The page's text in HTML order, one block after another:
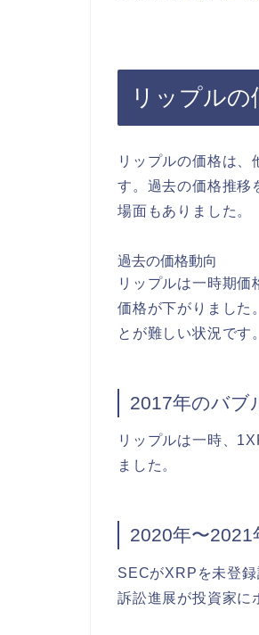
リップルの
リップルの価格は、
す。過去の価格推移
場面もありました。
過去の価格動向
リップルは一時期価
価格が下がりました
とが難しい状況です。
2017年のバブ
リップルは一時、
ました。
2020年〜2021
SECがXRPを未登
訴訟進展が投資家に